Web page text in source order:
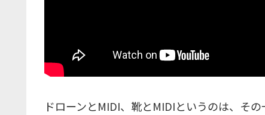
ドローンとMIDI、靴とMIDIというのは、そ